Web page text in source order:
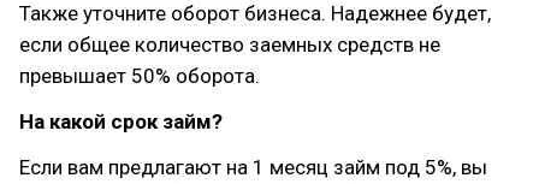
Также уточните оборот бизнеса. Надежнее будет,
если общее количество заемных средств не
превышает 50% оборота.
На какой срок займ?
Если вам предлагают на 1 месяц займ под 5%, вы